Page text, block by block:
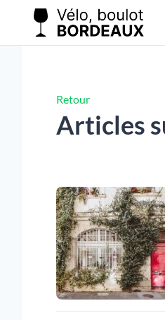
Retour
Articles